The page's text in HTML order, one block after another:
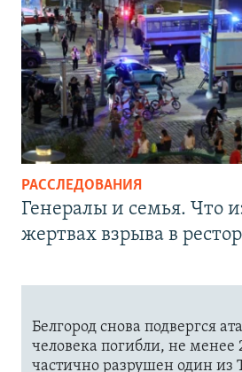
РАССЛЕДОВАНИЯ
Генералы и семья. Что
жертвах взрыва в